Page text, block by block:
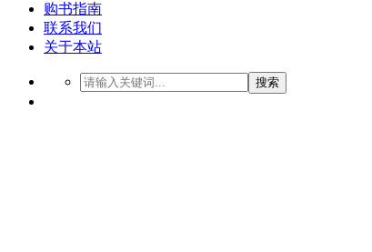
购书指南
联系我们
关于本站
搜索